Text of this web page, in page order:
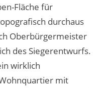
Fläche für
durchaus
Oberbürgermeister
des Siegerentwurfs.
wirklich
mit